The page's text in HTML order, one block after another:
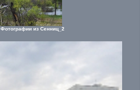
Фотографии из Сенниц_2